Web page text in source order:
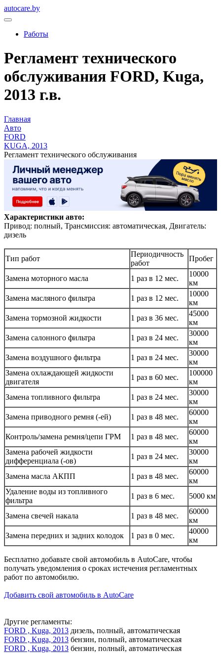
autocare.by
Работы
Регламент технического
обслуживания FORD, Kuga,
2013 г.в.
Главная
Авто
FORD
KUGA, 2013
Регламент технического обслуживания
Характеристики авто:
Привод: полный, Трансмиссия: автоматическая, Двигатель:
дизель
Тип работ
Периодичность
работ
Пробег
Замена моторного масла 1 раз в 12 мес.
10000
км
Замена масляного фильтра
1 раз в 12 мес.
10000
км
Замена тормозной жидкости
1 раз в 36 мес.
45000
км
Замена салонного фильтра
1 раз в 24 мес.
30000
км
Замена воздушного фильтра
1 раз в 24 мес.
30000
км
Замена охлаждающей жидкости
двигателя
1 раз в 60 мес.
100000
км
Замена топливного фильтра
1 раз в 24 мес.
30000
км
Замена приводного ремня (-ей)
1 раз в 48 мес.
60000
км
Контроль/замена ремня/цепи ГРМ
1 раз в 48 мес.
60000
км
Замена рабочей жидкости
дифференциала (-ов)
1 раз в 24 мес.
30000
км
Замена масла АКПП
1 раз в 48 мес.
60000
км
Удаление воды из топливного
фильтра
1 раз в 6 мес. 5000 км
Замена свечей накала 1 раз в 48 мес.
60000
км
Замена передних и задних колодок
1 раз в 0 мес.
40000
км
Бесплатно добавьте свой автомобиль в AutoCare, чтобы
получать уведомления о сроках истечения регламентных
работ по автомобилю.
Добавить свой автомобиль в AutoCare
Другие регламенты:
FORD , Kuga, 2013 дизель, полный, автоматическая
FORD , Kuga, 2013 бензин, полный, автоматическая
FORD , Kuga, 2013 бензин, полный, автоматическая